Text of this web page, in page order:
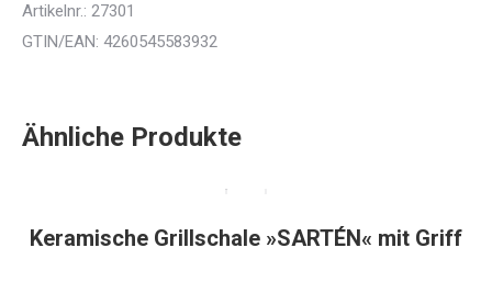
Artikelnr.: 27301
GTIN/EAN: 4260545583932
Ähnliche Produkte
Keramische Grillschale »SARTÉN« mit Griff